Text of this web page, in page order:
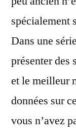
spécialement
Dans une
présenter des
et le meilleur
données sur
vous n’avez